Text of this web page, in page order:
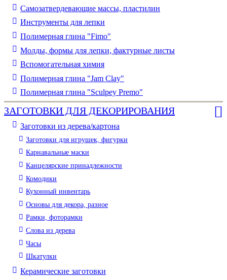
Самозатвердевающие массы, пластилин
Инструменты для лепки
Полимерная глина "Fimo"
Молды, формы для лепки, фактурные листы
Вспомогательная химия
Полимерная глина "Jam Clay"
Полимерная глина "Sculpey Premo"
ЗАГОТОВКИ ДЛЯ ДЕКОРИРОВАНИЯ
Заготовки из дерева/картона
Заготовки для игрушек, фигурки
Карнавальные маски
Канцелярские принадлежности
Комодики
Кухонный инвентарь
Основы для декора, разное
Рамки, фоторамки
Слова из дерева
Часы
Шкатулки
Керамические заготовки